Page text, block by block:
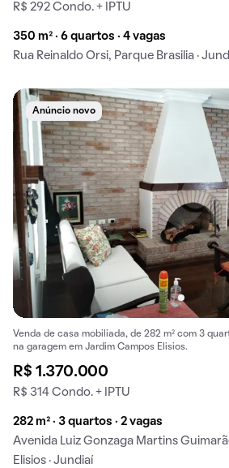
R$ 292 Condo. + IPTU
350 m² · 6 quartos · 4 vagas
Rua Reinaldo Orsi, Parque Brasilia ·
Anúncio novo
Venda de casa mobiliada, de 282 m² com 3
na garagem em Jardim Campos Elisios.
R$ 1.370.000
R$ 314 Condo. + IPTU
282 m² · 3 quartos · 2 vagas
Avenida Luiz Gonzaga Martins
Elisios · Jundiaí